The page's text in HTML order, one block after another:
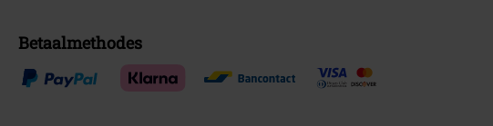
Betaalmethodes